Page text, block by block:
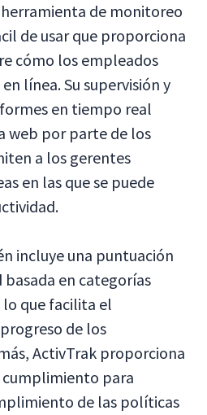
de monitoreo
de usar que proporciona
cómo los empleados
línea. Su supervisión y
en tiempo real
web por parte de los
a los gerentes
en las que se puede
incluye una puntuación
en categorías
que facilita el
de los
ActivTrak proporciona
para
de las políticas